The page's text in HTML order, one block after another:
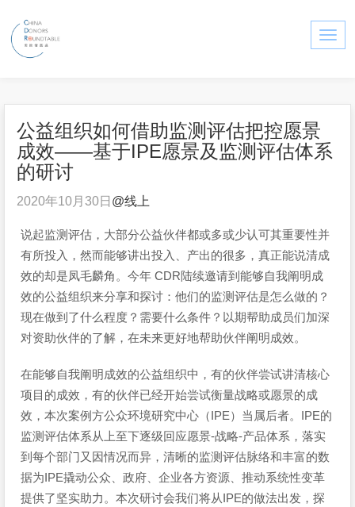
公益组织如何借助监测评估把控愿景
成效——基于IPE愿景及监测评估体系
的研讨
2020年10月30日 @线上
说起监测评估，大部分公益伙伴都或多或少认可其重要性并
有所投入，然而能够讲出投入、产出的很多，真正能说清成
效的却是凤毛麟角。今年 CDR陆续邀请到能够自我阐明成
效的公益组织来分享和探讨：他们的监测评估是怎么做的？
现在做到了什么程度？需要什么条件？以期帮助成员们加深
对资助伙伴的了解，在未来更好地帮助伙伴阐明成效。
在能够自我阐明成效的公益组织中，有的伙伴尝试讲清核心
项目的成效，有的伙伴已经开始尝试衡量战略或愿景的成
效，本次案例方公众环境研究中心（IPE）当属后者。IPE的
监测评估体系从上至下逐级回应愿景-战略-产品体系，落实
到每个部门又因情况而异，清晰的监测评估脉络和丰富的数
据为IPE撬动公众、政府、企业各方资源、推动系统性变革
提供了坚实助力。本次研讨会我们将从IPE的做法出发，探